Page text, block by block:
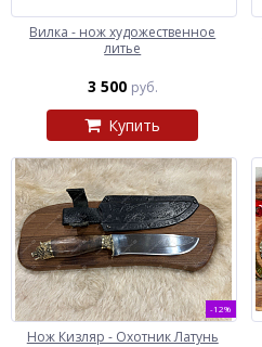
Вилка - нож художественное
литье
3 500 руб.
Купить
-12%
Нож Кизляр - Охотник Латунь